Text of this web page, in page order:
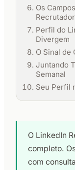
Os
Perfil do
Divergem
O Sinal de
Juntando
Semanal
Seu Perfil
O LinkedIn
completo.
com